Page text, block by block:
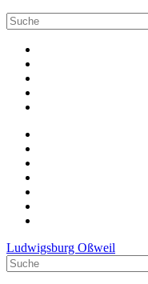
Ludwigsburg Oßweil